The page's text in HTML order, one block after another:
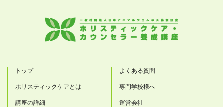
トップ
ホリスティックケアとは
講座の詳細
よくある質問
専門学校様へ
運営会社